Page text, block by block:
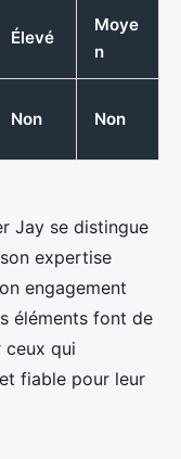
Élevé
Moye
n
Non Non
Jay se distingue
expertise
engagement
éléments font de
ceux qui
fiable pour leur